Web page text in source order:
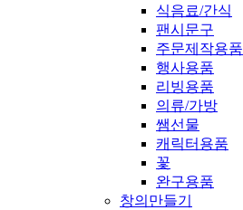
식음료/간식
팬시문구
주문제작용품
행사용품
리빙용품
의류/가방
쌤선물
캐릭터용품
꽃
완구용품
창의만들기